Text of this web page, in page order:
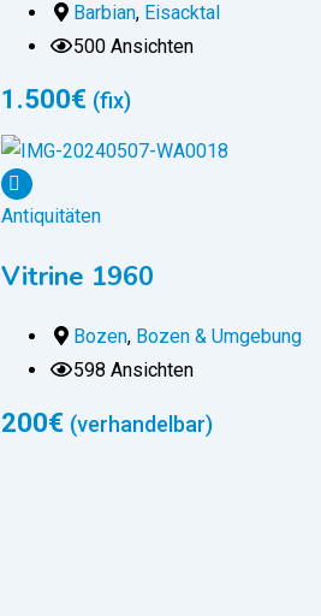
Barbian, Eisacktal
500 Ansichten
1.500€ (fix)
Antiquitäten
Vitrine 1960
Bozen, Bozen & Umgebung
598 Ansichten
200€ (verhandelbar)